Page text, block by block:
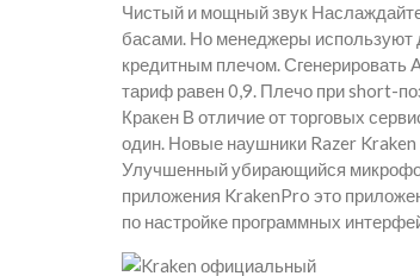
Чистый и мощный звук
басами. Но менеджеры используют
кредитным плечом. Сгенерировать
тариф равен 0,9. Плечо при short-
Кракен В отличие от торговых
один. Новые наушники Razer
Улучшенный убирающийся
приложения KrakenPro это
по настройке программных